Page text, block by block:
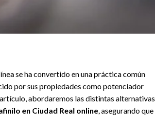
se ha convertido en una práctica común
por sus propiedades como potenciador
abordaremos las distintas alternativas
en Ciudad Real online , asegurando que